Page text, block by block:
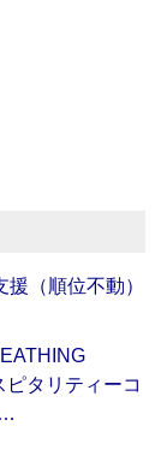
（順位不動）
ピタリティーコ